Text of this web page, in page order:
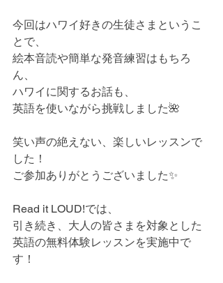
今回はハワイ好きの生徒さまというこ
とで、
絵本音読や簡単な発音練習はもちろ
ん、
ハワイに関するお話も、
英語を使いながら挑戦しました🌺
笑い声の絶えない、楽しいレッスンで
した！
ご参加ありがとうございました✨
Read it LOUD!では、
引き続き、大人の皆さまを対象とした
英語の無料体験レッスンを実施中で
す！